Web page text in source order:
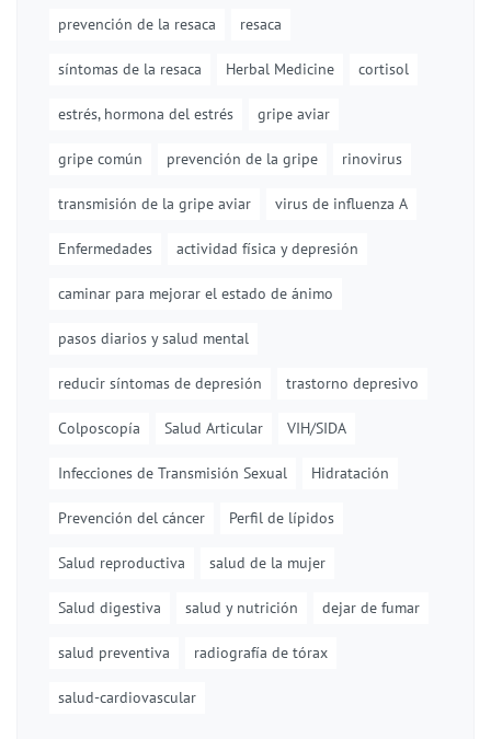
prevención de la resaca resaca
síntomas de la resaca Herbal Medicine cortisol
estrés, hormona del estrés gripe aviar
gripe común prevención de la gripe rinovirus
transmisión de la gripe aviar virus de influenza A
Enfermedades actividad física y depresión
caminar para mejorar el estado de ánimo
pasos diarios y salud mental
reducir síntomas de depresión trastorno depresivo
Colposcopía Salud Articular VIH/SIDA
Infecciones de Transmisión Sexual Hidratación
Prevención del cáncer Perfil de lípidos
Salud reproductiva salud de la mujer
Salud digestiva salud y nutrición dejar de fumar
salud preventiva radiografía de tórax
salud-cardiovascular